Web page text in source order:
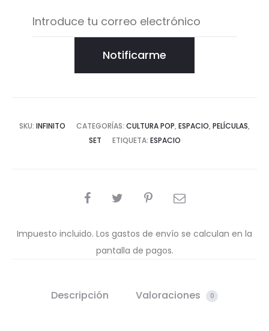
Notificarme
SKU: INFINITO CATEGORÍAS: CULTURA POP, ESPACIO, PELÍCULAS,
SET
ETIQUETA: ESPACIO
COMPARTIR
Impuesto incluido. Los gastos de envío se calculan en la
pantalla de pagos.
Descripción Valoraciones 0